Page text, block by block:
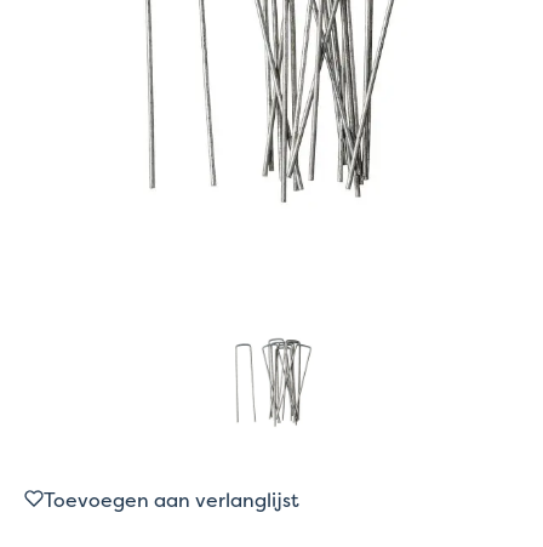
Toevoegen aan verlanglijst